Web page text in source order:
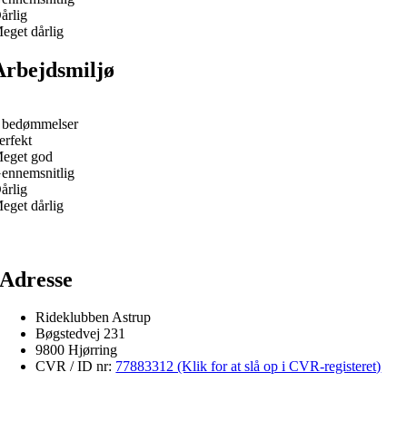
dårlig
god
dårlig
Adresse
Rideklubben Astrup
Bøgstedvej 231
9800 Hjørring
CVR / ID nr: 77883312 (Klik for at slå op i CVR-registeret)